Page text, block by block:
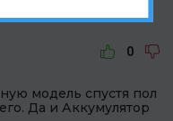
0
модель спустя пол
Да и Аккумулятор